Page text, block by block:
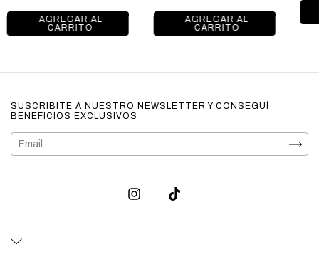
SUSCRIBITE A NUESTRO NEWSLETTER Y CONSEGUÍ
BENEFICIOS EXCLUSIVOS